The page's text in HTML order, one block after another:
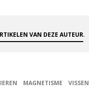
VAN DEZE AUTEUR.
MAGNETISME VISSEN